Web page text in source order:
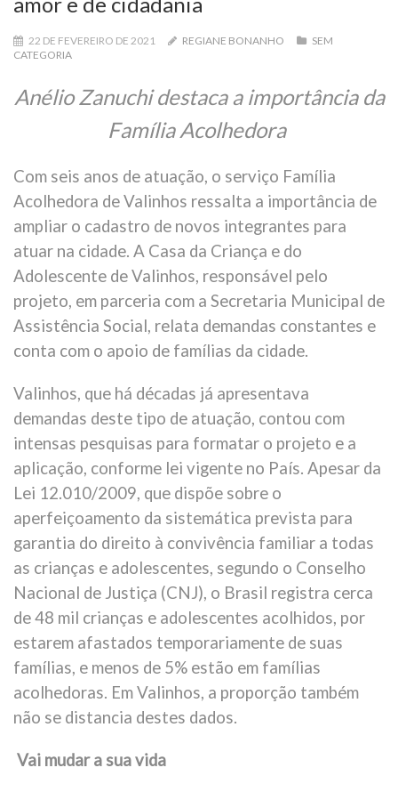
22 DE FEVEREIRO DE 2021 REGIANE BONANHO
SEM
CATEGORIA
Anélio Zanuchi destaca a importância da
Família Acolhedora
Com seis anos de atuação, o serviço Família
Acolhedora de Valinhos ressalta a importância de
ampliar o cadastro de novos integrantes para
atuar na cidade. A Casa da Criança e do
Adolescente de Valinhos, responsável pelo
projeto, em parceria com a Secretaria Municipal de
Assistência Social, relata demandas constantes e
conta com o apoio de famílias da cidade.
Valinhos, que há décadas já apresentava
demandas deste tipo de atuação, contou com
intensas pesquisas para formatar o projeto e a
aplicação, conforme lei vigente no País. Apesar da
Lei 12.010/2009, que dispõe sobre o
aperfeiçoamento da sistemática prevista para
garantia do direito à convivência familiar a todas
as crianças e adolescentes, segundo o Conselho
Nacional de Justiça (CNJ), o Brasil registra cerca
de 48 mil crianças e adolescentes acolhidos, por
estarem afastados temporariamente de suas
famílias, e menos de 5% estão em famílias
acolhedoras. Em Valinhos, a proporção também
não se distancia destes dados.
Vai mudar a sua vida